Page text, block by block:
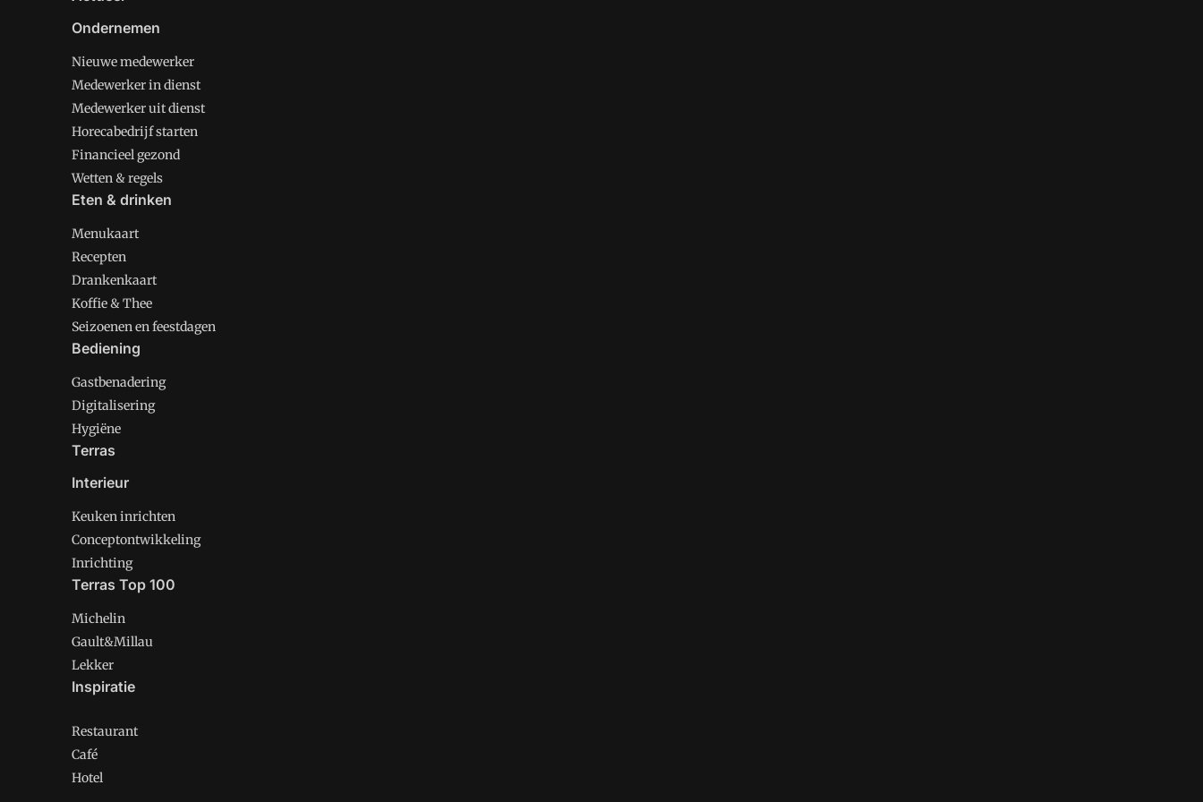
Ondernemen
Nieuwe medewerker
Medewerker in dienst
Medewerker uit dienst
Horecabedrijf starten
Financieel gezond
Wetten & regels
Eten & drinken
Menukaart
Recepten
Drankenkaart
Koffie & Thee
Seizoenen en feestdagen
Bediening
Gastbenadering
Digitalisering
Hygiëne
Terras
Interieur
Keuken inrichten
Conceptontwikkeling
Inrichting
Terras Top 100
Michelin
Gault&Millau
Lekker
Inspiratie
Restaurant
Café
Hotel